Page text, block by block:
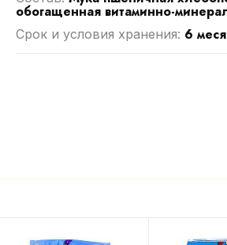
обогащенная витаминно-
Срок и условия хранения: 6